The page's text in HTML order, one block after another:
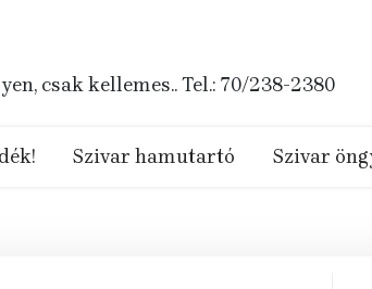
csak kellemes.. Tel.: 70/238-2380
Szivar hamutartó Szivar